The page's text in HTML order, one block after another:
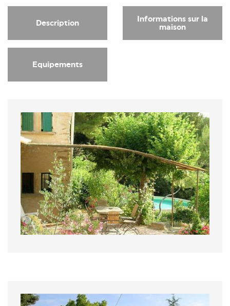
Description
Informations sur la
maison
Equipements